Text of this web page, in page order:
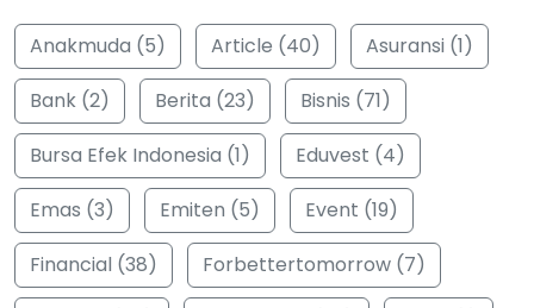
Anakmuda (5) Article (40)
Asuransi (1)
Bank (2)
Berita (23)
Bisnis (71)
Bursa Efek Indonesia (1)
Eduvest (4)
Emas (3)
Emiten (5)
Event (19)
Financial (38)
Forbettertomorrow (7)